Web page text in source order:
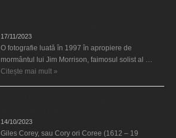
17/11/2023
O fotografie luată în 1997 în apropiere de
mormântul lui Jim Morrison, faimosul solist al …
Citește mai mult »
14/10/2023
Giles Corey, sau Cory ori Coree (1612 – 19